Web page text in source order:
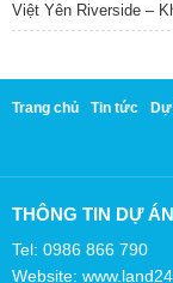
Việt Yên Riverside –
Trang chủ Tin tức
THÔNG TIN DỰ
Tel: 0986 866 790
Website: